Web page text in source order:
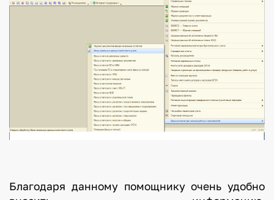
Благодаря данному помощнику очень удобно